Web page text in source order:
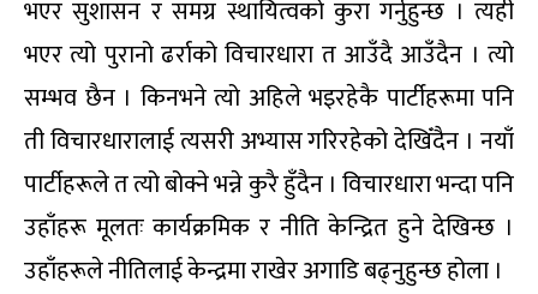
भएर सुशासन र समग्र स्थायित्वको कुरा गर्नुहुन्छ । त्यही
भएर त्यो पुरानो ढर्राको विचारधारा त आउँदै आउँदैन । त्यो
सम्भव छैन । किनभने त्यो अहिले भइरहेकै पार्टीहरूमा पनि
ती विचारधारालाई त्यसरी अभ्यास गरिरहेको देखिँदैन । नयाँ
पार्टीहरूले त त्यो बोक्ने भन्ने कुरै हुँदैन । विचारधारा भन्दा पनि
उहाँहरू मूलतः कार्यक्रमिक र नीति केन्द्रित हुने देखिन्छ ।
उहाँहरूले नीतिलाई केन्द्रमा राखेर अगाडि बढ्नुहुन्छ होला ।